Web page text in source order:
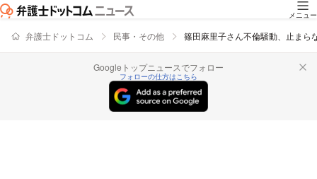
メニュー
弁護士ドットコム 民事・その他 篠田麻里子さん不倫騒動、止ま
Googleトップニュースでフォロー
フォローの仕方はこちら